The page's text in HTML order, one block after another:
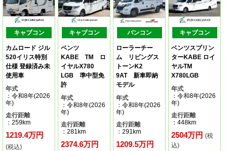
キャブコン
カムロード ジル
520イリス特別
仕様 登録済み未
使用車
年式
：令和8年(2026
年)
走行距離
：259km
1219.4万円
(税込)
キャブコン
ベンツ
KABE TM ロ
イヤルX780
LGB 準中型免
許
年式
：令和8年(2026
年)
走行距離
：281km
2374.6万円
バンコン
ローラーチー
ム リビングス
トーンK2
9AT 新車即納
モデル
年式
：令和8年(2026
年)
走行距離
：291km
1209.5万円
キャブコン
ベンツスプリン
ターKABE ロイ
ヤルTM
X780LGB
年式
：令和8年(2026
年)
走行距離
：448km
2504万円(税
込)